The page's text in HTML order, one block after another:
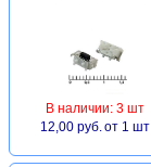
В наличии: 3 шт
12,00 руб. от 1 шт